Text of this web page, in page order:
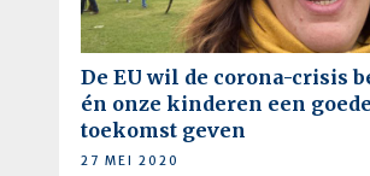
De EU wil de corona-crisis
én onze kinderen een goede
toekomst geven
27 MEI 2020